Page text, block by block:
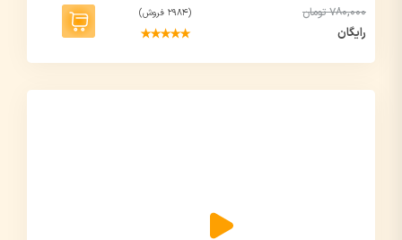
780,000 تومان
رایگان
(2984 فروش)